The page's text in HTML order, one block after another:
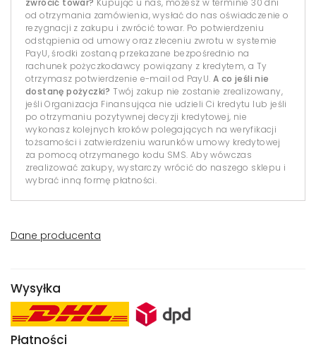
zwrócić towar? Kupując u nas, możesz w terminie 30 dni
od otrzymania zamówienia, wysłać do nas oświadczenie o
rezygnacji z zakupu i zwrócić towar. Po potwierdzeniu
odstąpienia od umowy oraz zleceniu zwrotu w systemie
PayU, środki zostaną przekazane bezpośrednio na
rachunek pożyczkodawcy powiązany z kredytem, a Ty
otrzymasz potwierdzenie e-mail od PayU. A co jeśli nie
dostanę pożyczki? Twój zakup nie zostanie zrealizowany,
jeśli Organizacja Finansująca nie udzieli Ci kredytu lub jeśli
po otrzymaniu pozytywnej decyzji kredytowej, nie
wykonasz kolejnych kroków polegających na weryfikacji
tożsamości i zatwierdzeniu warunków umowy kredytowej
za pomocą otrzymanego kodu SMS. Aby wówczas
zrealizować zakupy, wystarczy wrócić do naszego sklepu i
wybrać inną formę płatności.
Dane producenta
Wysyłka
Płatności